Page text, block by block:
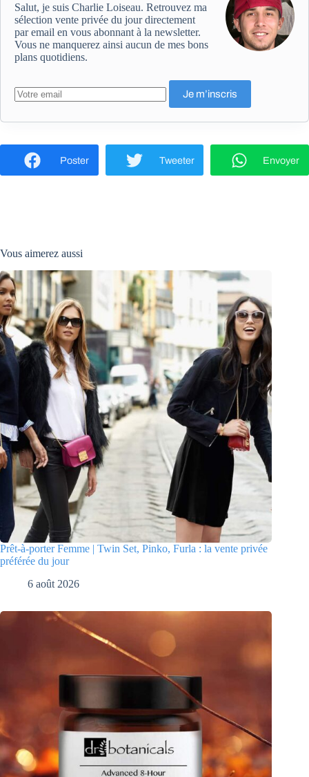
Salut, je suis Charlie Loiseau. Retrouvez ma
sélection vente privée du jour directement
par email en vous abonnant à la newsletter.
Vous ne manquerez ainsi aucun de mes bons
plans quotidiens.
Poster Tweeter Envoyer
Vous aimerez aussi
Prêt-à-porter Femme | Twin Set, Pinko, Furla : la vente privée
préférée du jour
6 août 2026